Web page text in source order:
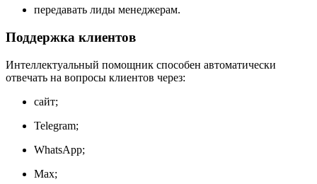
передавать лиды менеджерам.
Поддержка клиентов
Интеллектуальный помощник способен автоматически
отвечать на вопросы клиентов через:
сайт;
Telegram;
WhatsApp;
Max;